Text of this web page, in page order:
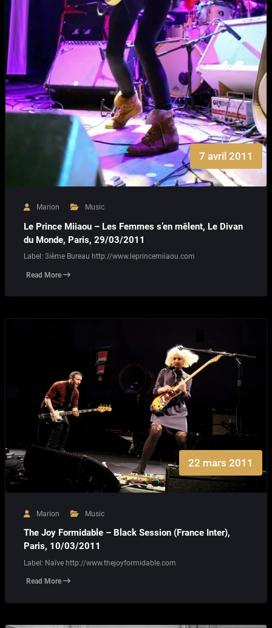
7 avril 2011
Marion Music
Le Prince Miiaou – Les Femmes s’en mêlent, Le Divan
du Monde, Paris, 29/03/2011
Label: 3ième Bureau http://www.leprincemiiaou.com
Read More
22 mars 2011
Marion Music
The Joy Formidable – Black Session (France Inter),
Paris, 10/03/2011
Label: Naïve http://www.thejoyformidable.com
Read More